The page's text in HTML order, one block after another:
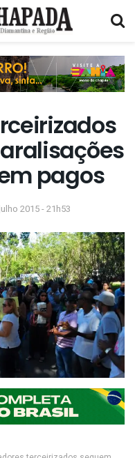
pagos
2015 - 21h53